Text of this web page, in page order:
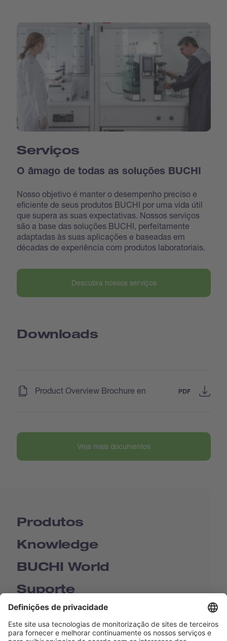
Serviços
O âmago de todas as soluções BUCHI
Nosso objetivo é manter o desempenho preciso e
eficiente de seus produtos BUCHI por uma vida útil
que supera as suas expectativas. Nossos serviços
são a base das soluções BUCHI, perfeitamente
adaptadas às suas aplicações e baseadas em
décadas de experiência com produtos laboratoriais.
Descubra nossos serviços
Downloads
Product Overview Brochure en PDF
Veja mais documentos
Produtos
Knowledge
BUCHI World
Suporte
Shop
Contact us